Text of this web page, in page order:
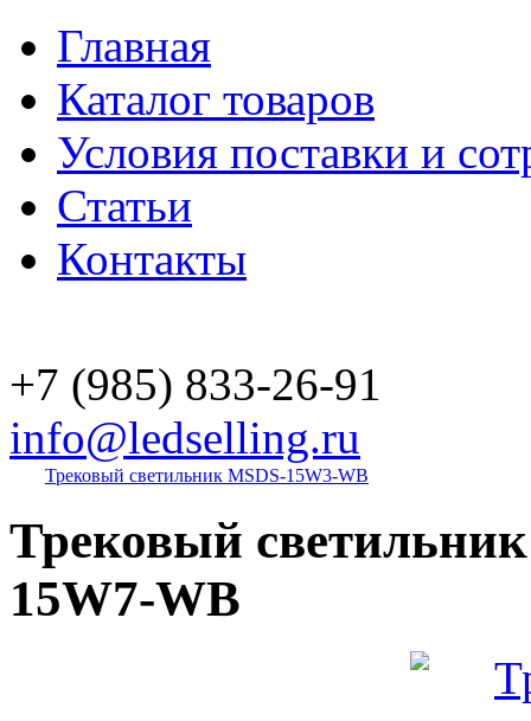
Главная
Каталог товаров
Условия поставки и
Статьи
Контакты
+7 (985) 833-26-91
info@ledselling.ru
Трековый светильник MSDS-15W3-WB
Трековый
15W7-WB